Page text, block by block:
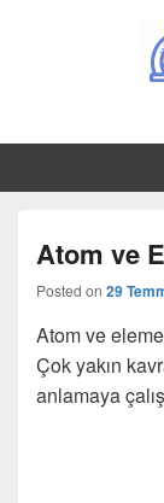
Atom ve
Posted on 29
Atom ve
Çok yakın
anlamaya